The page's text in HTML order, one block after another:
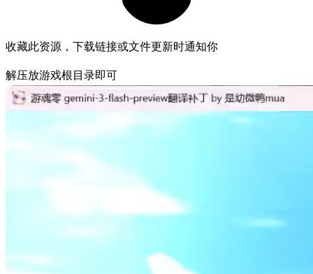
收藏此资源，下载链接或文件更新时通知你
解压放游戏根目录即可